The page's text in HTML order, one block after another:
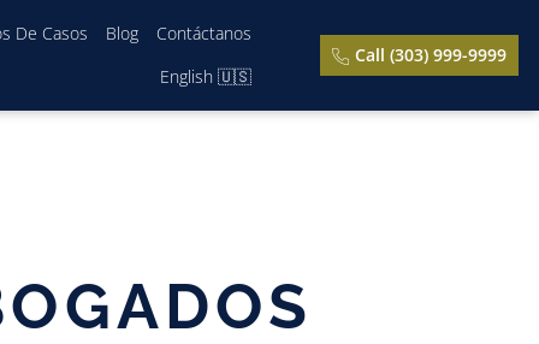
De Casos Blog
Contáctanos
English 🇺🇸
Call (303) 999-9999